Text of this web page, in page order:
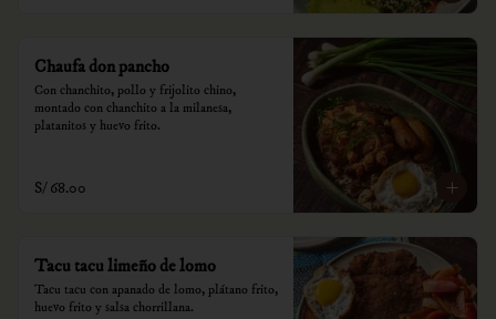
Chaufa don pancho
Con chanchito, pollo y frijolito chino,
montado con chanchito a la milanesa,
platanitos y huevo frito.
S/ 68.00
Tacu tacu limeño de lomo
Tacu tacu con apanado de lomo, plátano frito,
huevo frito y salsa chorrillana.